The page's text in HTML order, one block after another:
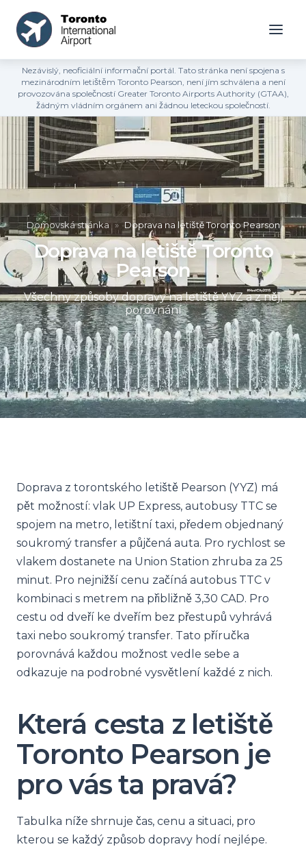
Nezávislý, neoficiální informační portál. Tato stránka není spojena s
mezinárodním letištěm Toronto Pearson, není jím schválena a není
provozována společností Greater Toronto Airports Authority (GTAA),
žádným vládním orgánem ani žádnou leteckou společností.
Domovská stránka » Doprava na letiště Toronto Pearson
Doprava na letiště Toronto
Pearson
Všechny způsoby dopravy na letiště YYZ a z něj,
porovnání
Doprava z torontského letiště Pearson (YYZ) má
pět možností: vlak UP Express, autobusy TTC se
spojem na metro, letištní taxi, předem objednaný
soukromý transfer a půjčená auta. Pro rychlost se
vlakem dostanete na Union Station zhruba za 25
minut. Pro nejnižší cenu začíná autobus TTC v
kombinaci s metrem na přibližně 3,30 CAD. Pro
cestu od dveří ke dveřím bez přestupů vyhrává
taxi nebo soukromý transfer. Tato příručka
porovnává každou možnost vedle sebe a
odkazuje na podrobné vysvětlení každé z nich.
Která cesta z letiště
Toronto Pearson je
pro vás ta pravá?
Tabulka níže shrnuje čas, cenu a situaci, pro
kterou se každý způsob dopravy hodí nejlépe.